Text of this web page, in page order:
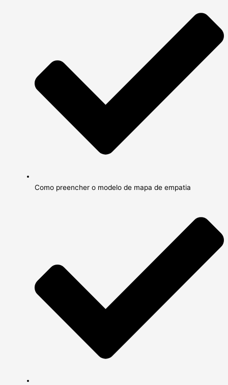
Como preencher o modelo de mapa de empatia